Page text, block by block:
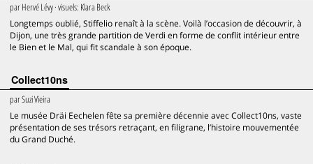
parHervé Lévy· visuels: Klara Beck
Longtemps oublié, Stiffelio renaît à la scène. Voilà l’occasion de découvrir, à
Dijon, une très grande partition de Verdi en forme de conflit intérieur entre
le Bien et le Mal, qui fit scandale à son époque.
Collect10ns
parSuzi Vieira
Le musée Dräi Eechelen fête sa première décennie avec Collect10ns, vaste
présentation de ses trésors retraçant, en filigrane, l’histoire mouvementée
du Grand Duché.